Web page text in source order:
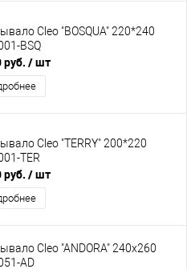
Cleo "BOSQUA" 220*240
BSQ
руб. / шт
Cleo "TERRY" 200*220
TER
руб. / шт
Cleo "ANDORA" 240х260
AD